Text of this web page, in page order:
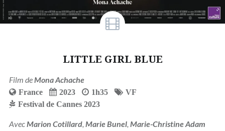
LITTLE GIRL BLUE
Film de Mona Achache
France 2023 1h35
VF
Festival de Cannes 2023
Avec Marion Cotillard, Marie Bunel, Marie-Christine Adam